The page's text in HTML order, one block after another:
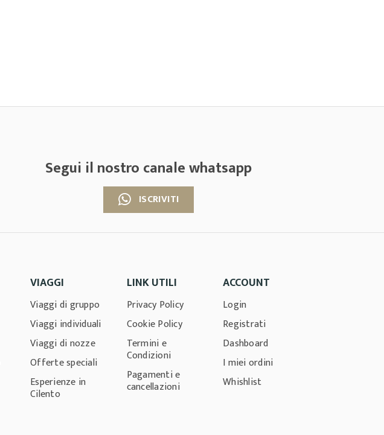
Segui il nostro canale whatsapp
ISCRIVITI
VIAGGI
Viaggi di gruppo
Viaggi individuali
Viaggi di nozze
Offerte speciali
Esperienze in
Cilento
LINK UTILI
Privacy Policy
Cookie Policy
Termini e
Condizioni
Pagamenti e
cancellazioni
ACCOUNT
Login
Registrati
Dashboard
I miei ordini
Whishlist